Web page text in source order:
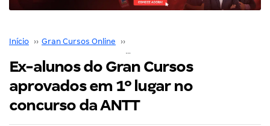
Início ›› Gran Cursos Online ››
Ex-alunos do Gran Cursos
aprovados em 1º lugar no
concurso da ANTT